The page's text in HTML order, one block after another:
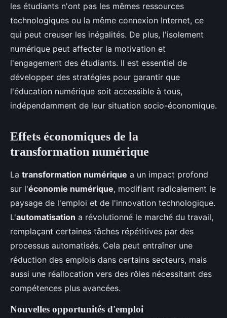
les étudiants n'ont pas les mêmes ressources
technologiques ou la même connexion Internet, ce
qui peut creuser les inégalités. De plus, l'isolement
numérique peut affecter la motivation et
l'engagement des étudiants. Il est essentiel de
développer des stratégies pour garantir que
l'éducation numérique soit accessible à tous,
indépendamment de leur situation socio-économique.
Effets économiques de la
transformation numérique
La transformation numérique a un impact profond
sur l'économie numérique, modifiant radicalement le
paysage de l'emploi et de l'innovation technologique.
L'automatisation a révolutionné le marché du travail,
remplaçant certaines tâches répétitives par des
processus automatisés. Cela peut entraîner une
réduction des emplois dans certains secteurs, mais
aussi une réallocation vers des rôles nécessitant des
compétences plus avancées.
Nouvelles opportunités d'emploi